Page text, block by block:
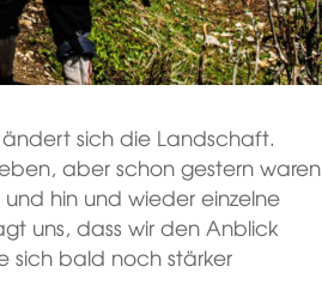
sich die Landschaft.
aber schon gestern waren
hin und wieder einzelne
uns, dass wir den Anblick
sich bald noch stärker